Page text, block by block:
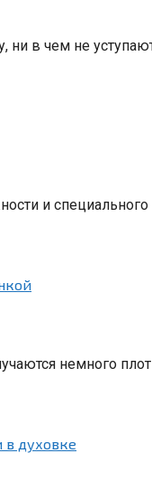
ни в чем не
и
немного
в духовке